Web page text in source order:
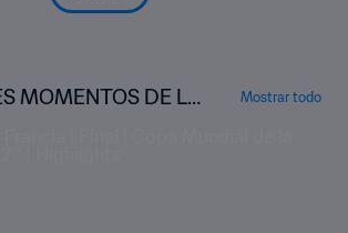
MOMENTOS DE LA
Mostrar todo